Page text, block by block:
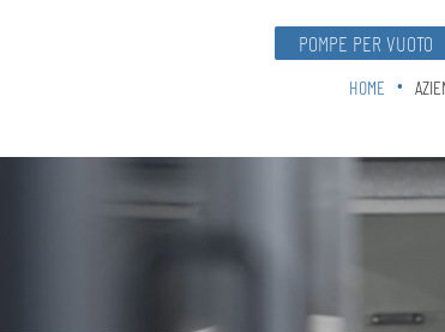
POMPE PER VUOTO
HOME